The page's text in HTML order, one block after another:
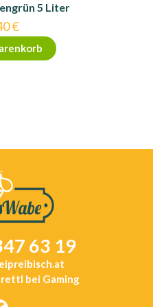
5 Liter
€
63 19
bei Gaming